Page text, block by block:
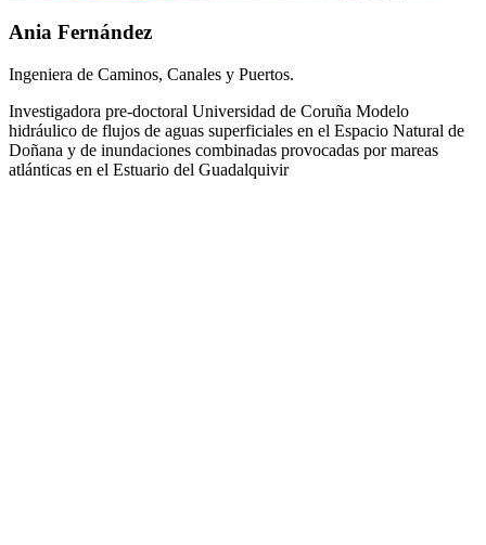
Ania Fernández
Ingeniera de Caminos, Canales y Puertos.
Investigadora pre-doctoral Universidad de Coruña Modelo
hidráulico de flujos de aguas superficiales en el Espacio Natural de
Doñana y de inundaciones combinadas provocadas por mareas
atlánticas en el Estuario del Guadalquivir